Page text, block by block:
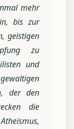
mehr
bis zur
geistigen
zu
und
der den
die